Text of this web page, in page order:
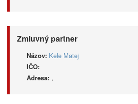
Zmluvný partner
Názov: Kele Matej
IČO:
Adresa: ,